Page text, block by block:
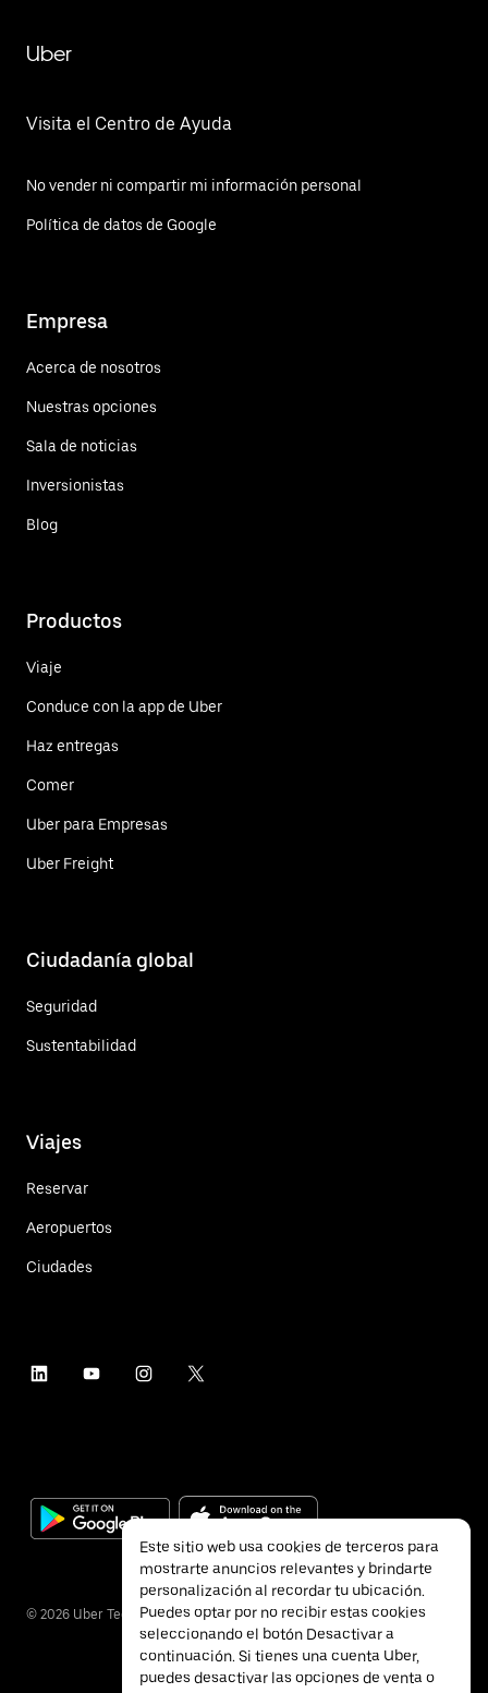
Uber
Visita el Centro de Ayuda
No vender ni compartir mi información personal
Política de datos de Google
Empresa
Acerca de nosotros
Nuestras opciones
Sala de noticias
Inversionistas
Blog
Productos
Viaje
Conduce con la app de Uber
Haz entregas
Comer
Uber para Empresas
Uber Freight
Ciudadanía global
Seguridad
Sustentabilidad
Viajes
Reservar
Aeropuertos
Ciudades
© 2026 Uber Technologies Inc.
Este sitio web usa cookies de terceros para
mostrarte anuncios relevantes y brindarte
personalización al recordar tu ubicación.
Puedes optar por no recibir estas cookies
seleccionando el botón Desactivar a
continuación. Si tienes una cuenta Uber,
puedes desactivar las opciones de venta o